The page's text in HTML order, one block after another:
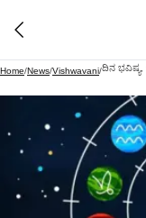
Home/News/Vishwavani/